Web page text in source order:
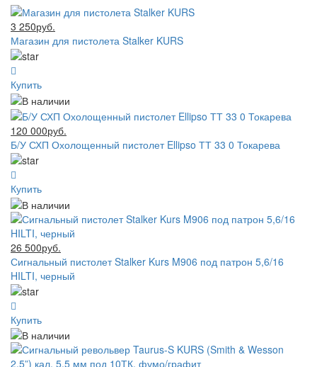
3 250руб.
Магазин для пистолета Stalker KURS
Купить
120 000руб.
Б/У СХП Охолощенный пистолет Ellipso ТТ 33 0 Токарева
Купить
26 500руб.
Сигнальный пистолет Stalker Kurs M906 под патрон 5,6/16
HILTI, черный
Купить